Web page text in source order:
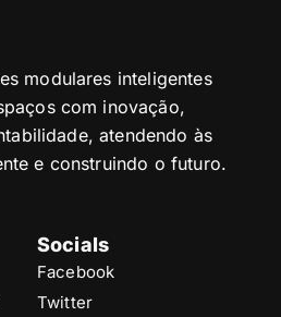
modulares inteligentes
com inovação,
atendendo às
e construindo o futuro.
Socials
Facebook
Twitter